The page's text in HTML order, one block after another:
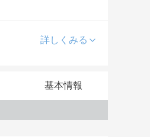
詳しくみる
基本情報